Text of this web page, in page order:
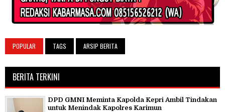
POPULAR TAGS ARSIP BERITA
BERITA TERKINI
DPD GMNI Meminta Kapolda Kepri Ambil Tindakan
untuk Menindak Kapolres Karimun